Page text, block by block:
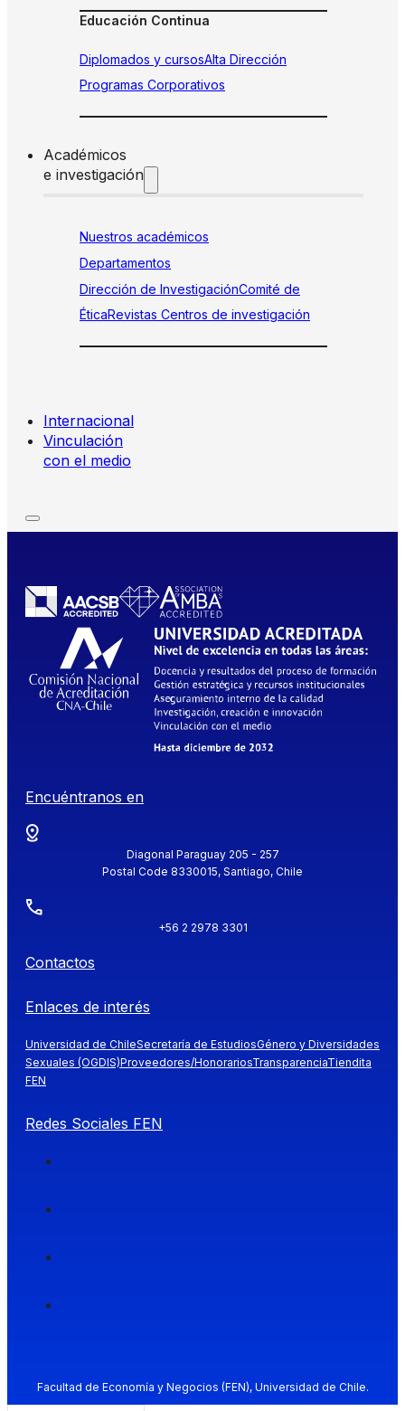
Educación Continua
Diplomados y cursosAlta Dirección
Programas Corporativos
Académicos
e investigación
Nuestros académicos
Departamentos
Dirección de InvestigaciónComité de
ÉticaRevistas Centros de investigación
Internacional
Vinculación
con el medio
Encuéntranos en
Diagonal Paraguay 205 - 257
Postal Code 8330015, Santiago, Chile
+56 2 2978 3301
Contactos
Enlaces de interés
Universidad de ChileSecretaría de EstudiosGénero y Diversidades
Sexuales (OGDIS)Proveedores/HonorariosTransparenciaTiendita
FEN
Redes Sociales FEN
Facultad de Economía y Negocios (FEN), Universidad de Chile.